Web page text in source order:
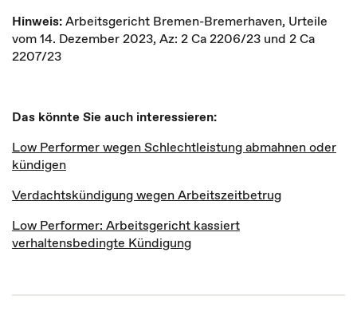
Hinweis:Arbeitsgericht Bremen-Bremerhaven, Urteile
vom 14. Dezember 2023, Az: 2 Ca 2206/23 und 2 Ca
2207/23
Das könnte Sie auch interessieren:
Low Performer wegen Schlechtleistung abmahnen oder
kündigen
Verdachtskündigung wegen Arbeitszeitbetrug
Low Performer: Arbeitsgericht kassiert
verhaltensbedingte Kündigung